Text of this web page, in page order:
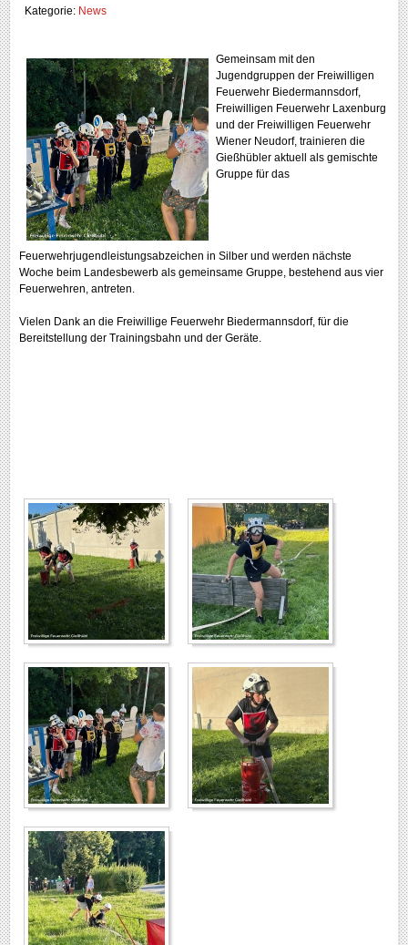
Kategorie: News
Gemeinsam mit den
Jugendgruppen der Freiwilligen
Feuerwehr Biedermannsdorf,
Freiwilligen Feuerwehr Laxenburg
und der Freiwilligen Feuerwehr
Wiener Neudorf, trainieren die
Gießhübler aktuell als gemischte
Gruppe für das
Feuerwehrjugendleistungsabzeichen in Silber und werden nächste
Woche beim Landesbewerb als gemeinsame Gruppe, bestehend aus vier
Feuerwehren, antreten.
Vielen Dank an die Freiwillige Feuerwehr Biedermannsdorf, für die
Bereitstellung der Trainingsbahn und der Geräte.